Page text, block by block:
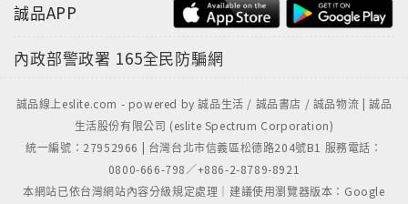
誠品APP
內政部警政署 165全民防騙網
誠品線上eslite.com - powered by 誠品生活 / 誠品書店 / 誠品物流 | 誠品
生活股份有限公司 (eslite Spectrum Corporation)
統一編號：27952966 | 台灣台北市信義區松德路204號B1 服務電話：
0800-666-798／+886-2-8789-8921
本網站已依台灣網站內容分級規定處理｜建議使用瀏覽器版本：Google